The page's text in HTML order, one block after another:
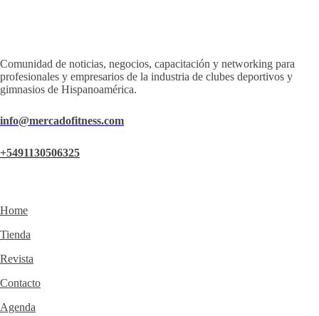
Comunidad de noticias, negocios, capacitación y networking para
profesionales y empresarios de la industria de clubes deportivos y
gimnasios de Hispanoamérica.
info@mercadofitness.com
+5491130506325
Home
Tienda
Revista
Contacto
Agenda